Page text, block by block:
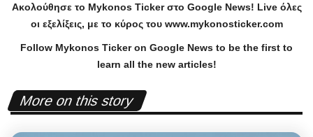
Ακολούθησε το Mykonos Tickerστο Google News! Liveόλες
οι εξελίξεις, με το κύρος του www.mykonosticker.com
Follow Mykonos Ticker on Google News to be the first to
learn all the new articles!
More on this story